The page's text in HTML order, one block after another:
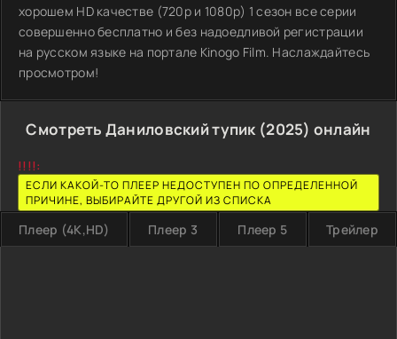
хорошем HD качестве (720p и 1080p) 1 сезон все серии
совершенно бесплатно и без надоедливой регистрации
на русском языке на портале Kinogo Film. Наслаждайтесь
просмотром!
Смотреть Даниловский тупик (2025) онлайн
!!!!:
ЕСЛИ КАКОЙ-ТО ПЛЕЕР НЕДОСТУПЕН ПО ОПРЕДЕЛЕННОЙ
ПРИЧИНЕ, ВЫБИРАЙТЕ ДРУГОЙ ИЗ СПИСКА
Плеер (4K,HD) Плеер 3 Плеер 5 Трейлер